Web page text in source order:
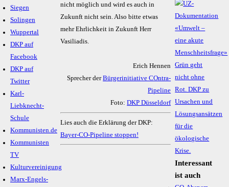
Siegen
Solingen
Wuppertal
DKP auf
Facebook
DKP auf
Twitter
Karl-
Liebknecht-
Schule
Kommunisten.de
Kommunisten
TV
Kulturvereinigung
Marx-Engels-
nicht möglich und wird es auch in
Zukunft nicht sein. Also bitte etwas
mehr Ehrlichkeit in Zukunft Herr
Vasiliadis.
Erich Hennen
Sprecher derBürgerinitiative COntra-
Pipeline
Foto:DKP Düsseldorf
Lies auch die Erklärung der DKP:
Bayer-CO-Pipeline stoppen!
Interessant
ist auch